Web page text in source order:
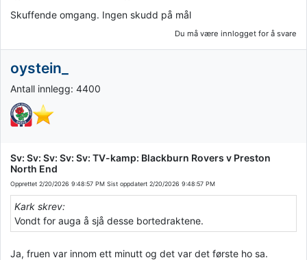
Skuffende omgang. Ingen skudd på mål
Du må være innlogget for å svare
oystein_
Antall innlegg: 4400
Sv: Sv: Sv: Sv: Sv: TV-kamp: Blackburn Rovers v Preston
North End
Opprettet 2/20/2026 9:48:57 PM Sist oppdatert 2/20/2026 9:48:57 PM
Kark skrev:
Vondt for auga å sjå desse bortedraktene.
Ja, fruen var innom ett minutt og det var det første ho sa.